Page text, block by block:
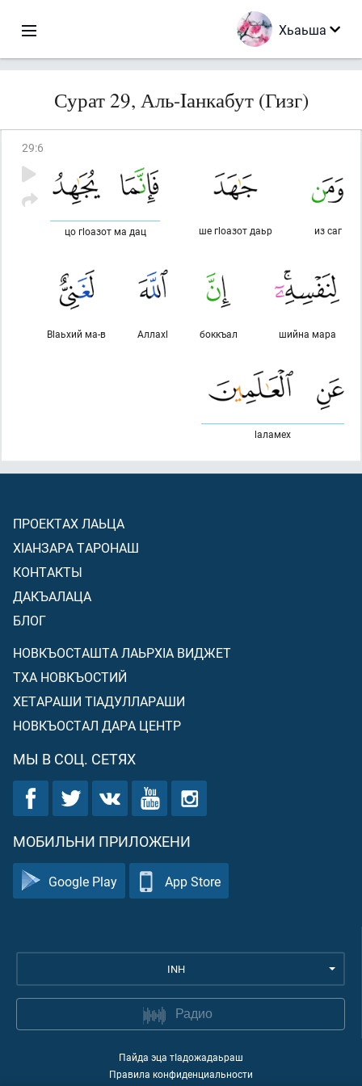
Хьаьша
Сурат 29, Аль-Iанкабут (Гизг)
29:6
из саг
ше гlоазот даьр
цо гlоазот ма дац
шийна мара
боккъал
Аллахl
Вlаьхий ма-в
lаламех
ПРОЕКТАХ ЛАЬЦА
ХIАНЗАРА ТАРОНАШ
КОНТАКТЫ
ДАКЪАЛАЦА
БЛОГ
НОВКЪОСТАШТА ЛАЬРХIА ВИДЖЕТ
ТХА НОВКЪОСТИЙ
ХЕТАРАШИ ТIАДУЛЛАРАШИ
НОВКЪОСТАЛ ДАРА ЦЕНТР
МЫ В СОЦ. СЕТЯХ
МОБИЛЬНИ ПРИЛОЖЕНИ
Google Play App Store
INH
Радио
Пайда эца тIадожадаьраш
Правила конфиденциальности